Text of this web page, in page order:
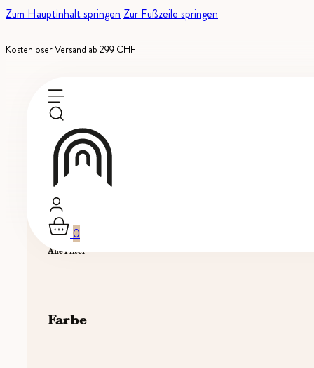
Zum Hauptinhalt springen Zur Fußzeile springen
Kostenloser Versand ab 299 CHF
0
Alle Filter
Farbe